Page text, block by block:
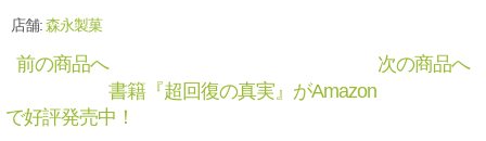
店舗:森永製菓
前の商品へ
次の商品へ
書籍『超回復の真実』がAmazon
で好評発売中！